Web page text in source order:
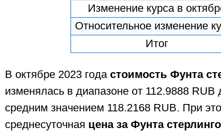
Изменение курса в
Относительное изменение
Итог
В октябре 2023 года стоимость Фунта
изменялась в диапазоне от 112.9888 RUB
средним значением 118.2168 RUB. При
среднесуточная цена за Фунта